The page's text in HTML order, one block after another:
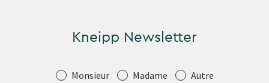
Kneipp Newsletter
SalutationMonsieur Madame Autre